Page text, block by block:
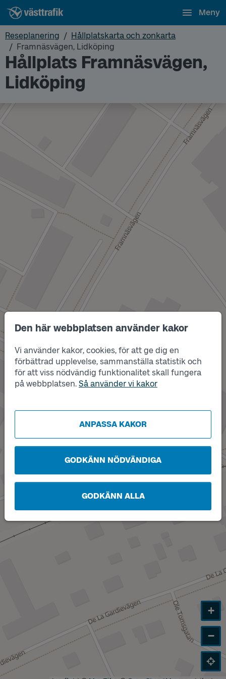
Den här webbplatsen använder kakor
Vi använder kakor, cookies, för att ge dig en
förbättrad upplevelse, sammanställa statistik och
för att viss nödvändig funktionalitet skall fungera
på webbplatsen. Så använder vi kakor
ANPASSA KAKOR
GODKÄNN NÖDVÄNDIGA
GODKÄNN ALLA
Meny
Reseplanering
Hållplatskarta och zonkarta
Framnäsvägen, Lidköping
Hållplats Framnäsvägen,
Lidköping
Läge
A
Läge
B
+
−